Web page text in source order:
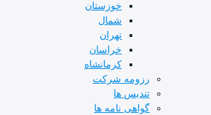
خوزستان
شمال
تهران
خراسان
کرمانشاه
رزومه شرکت
تندیس ها
گواهی نامه ها